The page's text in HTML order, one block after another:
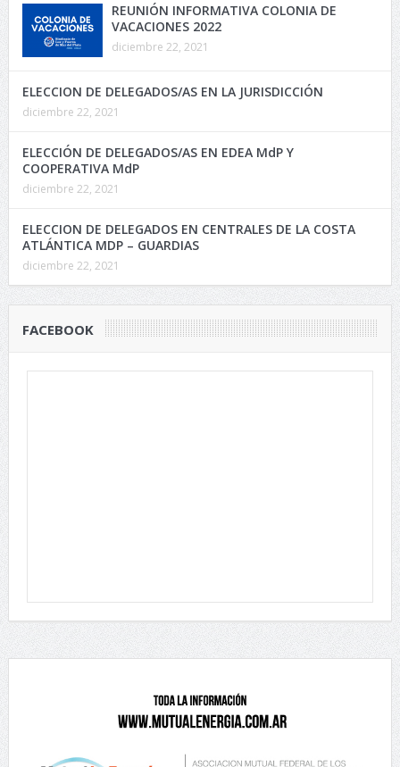
REUNIÓN INFORMATIVA COLONIA DE
VACACIONES 2022
diciembre 22, 2021
ELECCION DE DELEGADOS/AS EN LA JURISDICCIÓN
diciembre 22, 2021
ELECCIÓN DE DELEGADOS/AS EN EDEA MdP Y
COOPERATIVA MdP
diciembre 22, 2021
ELECCION DE DELEGADOS EN CENTRALES DE LA COSTA
ATLÁNTICA MDP – GUARDIAS
diciembre 22, 2021
FACEBOOK